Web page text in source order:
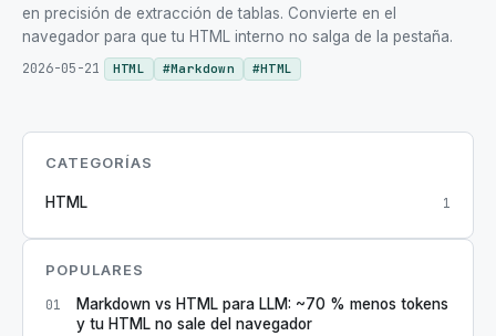
en precisión de extracción de tablas. Convierte en el
navegador para que tu HTML interno no salga de la pestaña.
2026-05-21
HTML #Markdown #HTML
CATEGORÍAS
HTML 1
POPULARES
01
Markdown vs HTML para LLM: ~70 % menos tokens
y tu HTML no sale del navegador